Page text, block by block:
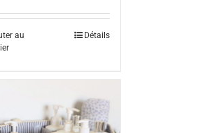
au
Détails